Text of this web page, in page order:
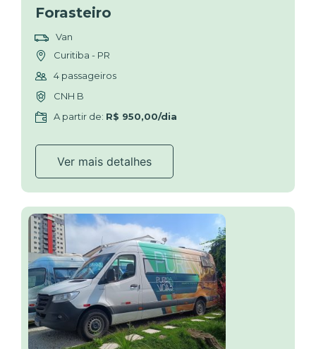
Forasteiro
Van
Curitiba - PR
4 passageiros
CNH B
A partir de: R$ 950,00/dia
Ver mais detalhes